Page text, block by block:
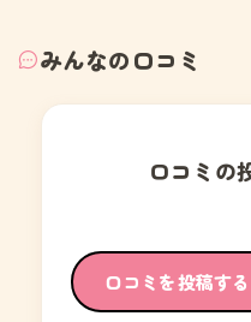
みんなの口コミ
口コミの
口コミを投稿する